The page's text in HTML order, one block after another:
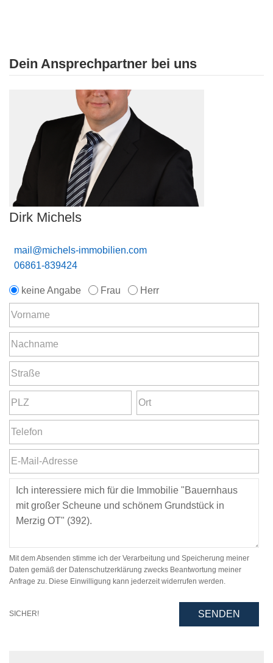
Dein Ansprechpartner bei uns
Dirk Michels
mail@michels-immobilien.com
06861-839424
keine Angabe Frau Herr
Mit dem Absenden stimme ich der Verarbeitung und Speicherung meiner
Daten gemäß der Datenschutzerklärung zwecks Beantwortung meiner
Anfrage zu. Diese Einwilligung kann jederzeit widerrufen werden.
SICHER! SENDEN